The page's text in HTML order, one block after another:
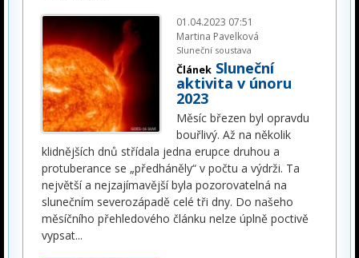
01.04.2023 07:51
Martina Pavelková
Sluneční soustava
Článek Sluneční
aktivita v únoru
2023
Měsíc březen byl opravdu
bouřlivý. Až na několik
klidnějších dnů střídala jedna erupce druhou a
protuberance se „předháněly“ v počtu a výdrži. Ta
největší a nejzajímavější byla pozorovatelná na
slunečním severozápadě celé tři dny. Do našeho
měsíčního přehledového článku nelze úplně poctivě
vypsat...